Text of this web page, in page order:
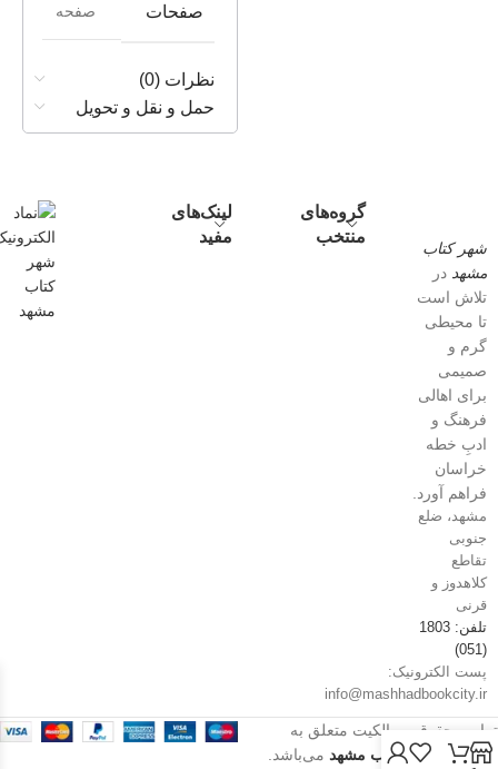
صفحات
صفحه
نظرات (0)
حمل و نقل و تحویل
شهر کتاب
مشهد در
تلاش است
تا محیطی
گرم و
صمیمی
برای اهالی
فرهنگ و
ادبِ خطه
خراسان
فراهم آورد.
مشهد، ضلع
جنوبی
تقاطع
کلاهدوز و
قرنی
تلفن: 1803
(051)
پست الکترونیک:
info@mashhadbookcity.ir
گروه‌های
منتخب
لینک‌های
مفید
تمامی حقوق و مالکیت متعلق به
فروشگاه شهر کتاب مشهد می‌باشد.